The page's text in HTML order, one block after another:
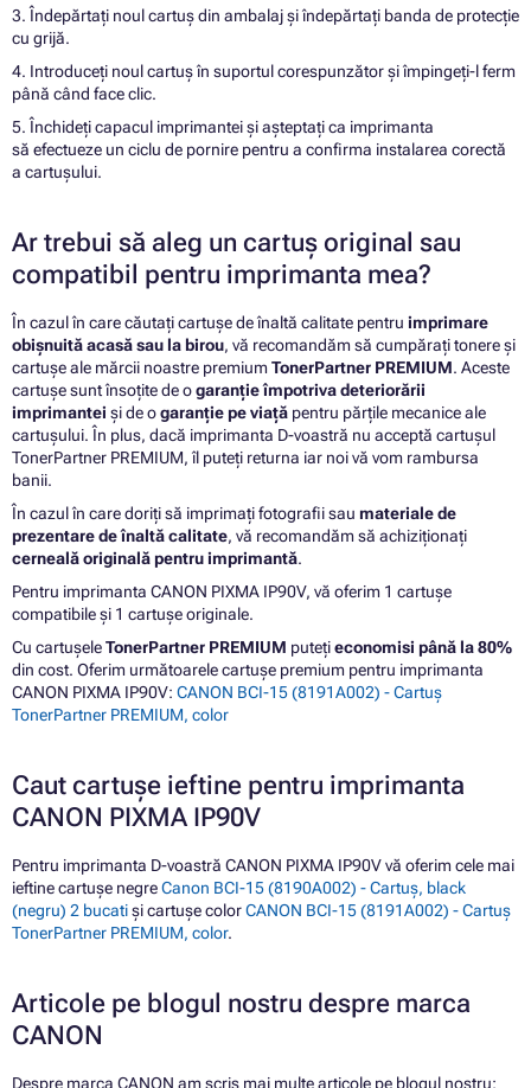
3. Îndepărtați noul cartuș din ambalaj și îndepărtați banda de protecție
cu grijă.
4. Introduceți noul cartuș în suportul corespunzător și împingeți-l ferm
până când face clic.
5. Închideți capacul imprimantei și așteptați ca imprimanta
să efectueze un ciclu de pornire pentru a confirma instalarea corectă
a cartușului.
Ar trebui să aleg un cartuș original sau
compatibil pentru imprimanta mea?
În cazul în care căutați cartușe de înaltă calitate pentru imprimare
obișnuită acasă sau la birou, vă recomandăm să cumpărați tonere și
cartușe ale mărcii noastre premiumTonerPartner PREMIUM. Aceste
cartușe sunt însoțite de ogaranție împotriva deteriorării
imprimantei și de ogaranție pe viață pentru părțile mecanice ale
cartușului. În plus, dacă imprimanta D-voastră nu acceptă cartușul
TonerPartner PREMIUM, îl puteți returna iar noi vă vom rambursa
banii.
În cazul în care doriți să imprimați fotografii sau materiale de
prezentare de înaltă calitate, vă recomandăm să achiziționați
cerneală originală pentru imprimantă.
Pentru imprimanta CANON PIXMA IP90V, vă oferim 1 cartușe
compatibile și 1 cartușe originale.
Cu cartușeleTonerPartner PREMIUM putețieconomisi până la 80%
din cost. Oferim următoarele cartușe premium pentru imprimanta
CANON PIXMA IP90V: CANON BCI-15 (8191A002) - Cartuș
TonerPartner PREMIUM, color
Caut cartușe ieftine pentru imprimanta
CANON PIXMA IP90V
Pentru imprimanta D-voastră CANON PIXMA IP90V vă oferim cele mai
ieftine cartușe negreCanon BCI-15 (8190A002) - Cartuș, black
(negru) 2 bucatiși cartușe colorCANON BCI-15 (8191A002) - Cartuș
TonerPartner PREMIUM, color.
Articole pe blogul nostru despre marca
CANON
Despre marca CANON am scris mai multe articole pe blogul nostru: